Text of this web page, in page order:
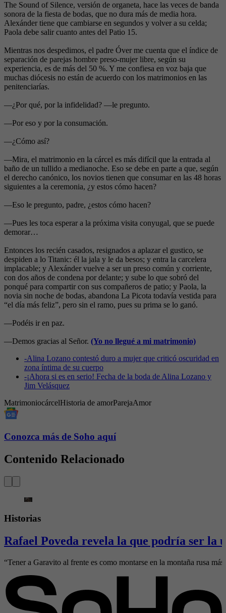
The Sound of Silence, versión de organeta, hace las veces de banda
sonora de la fiesta de bodas, que no dura más de media hora.
Alexánder tiene que cambiarse en segundos y volver a su celda;
Paola debe salir cuanto antes del Patio 15.
Mientras nos despedimos, el padre Óver me cuenta que el índice de
separación de parejas hombre preso-mujer libre, según su
experiencia, es de más del 50 %. Y me confiesa en voz baja que
muchas diócesis no están de acuerdo con los matrimonios en las
penitenciarías.
—¿Por qué, por la infidelidad? —le pregunto.
—Por eso y por la consumación.
—¿Cómo así?
—Mira, el matrimonio en la cárcel es más difícil que la entrada al
baño de un tullido a medianoche. Eso se debe en parte a que, según
el derecho canónico, los novios tienen que consumar en las 48 horas
siguientes a la ceremonia, ¿y estos cómo hacen?
—Eso le pregunto, padre, ¿estos cómo hacen?
—Pues les toca esperar a la próxima visita conyugal, que se puede
demorar…
Entonces los recién casados, resignados a aplazar el gustico, se
despiden a lo Titanic: él la jala y le da besos; y entra la carcelera
implacable; y Alexánder vuelve a ser un preso común y corriente,
con dos años de condena por delante; y sube lo que sobró del
ponqué para compartir con sus compañeros de patio; y Paola, la
novia sin noche de bodas, abandona La Picota todavía vestida para
“el día más feliz”, pero sin el ramo, pues su prima se lo ganó.
—Podéis ir en paz.
—Demos gracias al Señor. (Yo no llegué a mi matrimonio)
-Alina Lozano contestó duro a mujer que criticó oscuridad en
zona íntima de su cuerpo
-¡Ahora si es en serio! Fecha de la boda de Alina Lozano y
Jim Velásquez
MatrimoniocárcelHistoria de amorParejaAmor
Conozca más de Soho aquí
Contenido Relacionado
Historias
Rafael Poveda revela la que podría ser
“Tener a Garavito al frente es como montarse en la montaña rusa